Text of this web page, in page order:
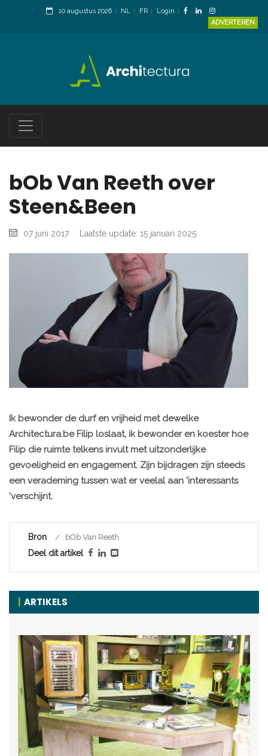
10 augustus 2026 NL FR
Login
ADVERTEREN
bOb Van Reeth over
Steen&Been
07 juni 2017 Laatste update: 15 januari 2025
Ik bewonder de durf en vrijheid met dewelke
Architectura.be Filip loslaat, ik bewonder en koester hoe
Filip die ruimte telkens invult met uitzonderlijke
gevoeligheid en engagement. Zijn bijdragen zijn steeds
een verademing tussen wat er veelal aan 'interessants
'verschijnt.
Bron bOb Van Reeth
Deel dit artikel
ARTIKELS